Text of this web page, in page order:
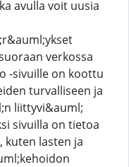
avulla voit uusia
verkossa
-sivuille on koottu
turvalliseen ja
liittyvi&auml;
sivuilla on tietoa
kuten lasten ja